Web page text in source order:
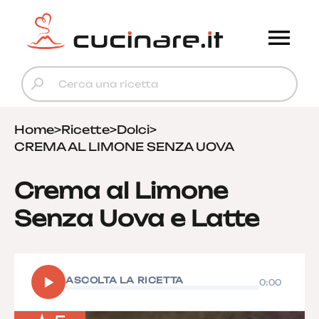
Home>Ricette>Dolci>
CREMA AL LIMONE SENZA UOVA
Crema al Limone
Senza Uova e Latte
▶ ASCOLTA LA RICETTA 0:00